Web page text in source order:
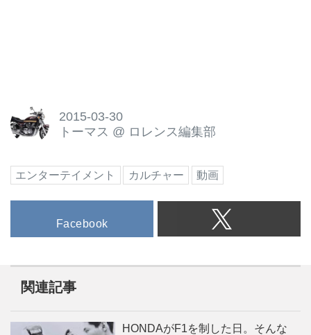
2015-03-30
トーマス @ ロレンス編集部
エンターテイメント カルチャー 動画
Facebook
関連記事
HONDAがF1を制した日。そんな